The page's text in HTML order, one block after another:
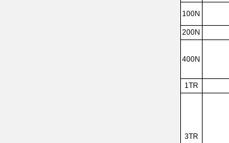
100N
200N
400N
1TR
3TR